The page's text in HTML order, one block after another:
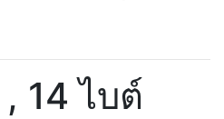
, 14 ไบต์